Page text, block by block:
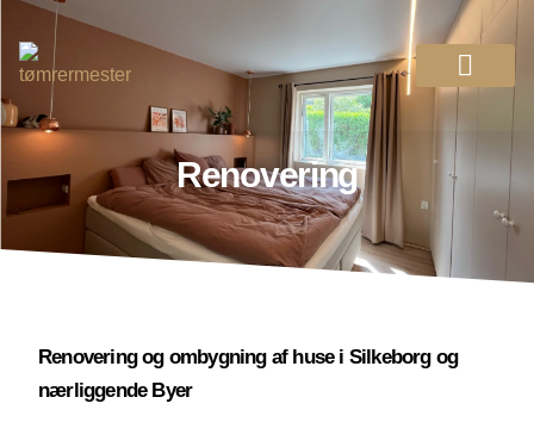
Renovering
Renovering og ombygning af huse i Silkeborg og
nærliggende Byer